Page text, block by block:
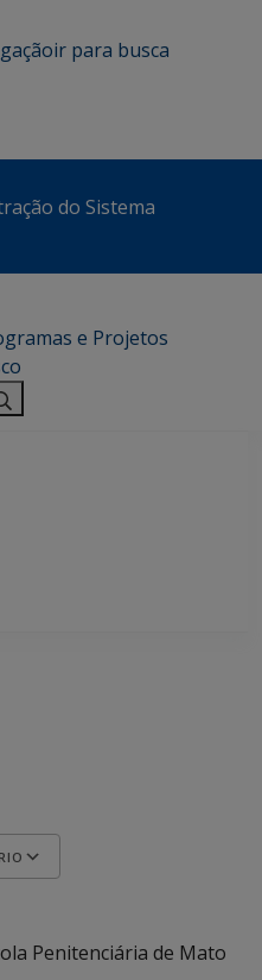
ir para busca
do Sistema
e Projetos
Penitenciária de Mato